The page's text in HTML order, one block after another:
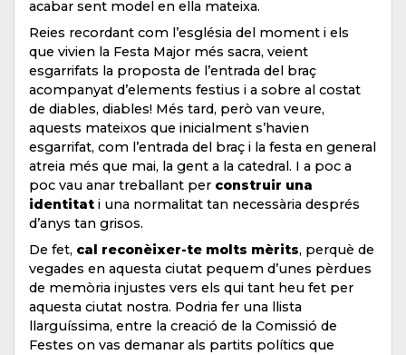
acabar sent model en ella mateixa.
Reies recordant com l’església del moment i els
que vivien la Festa Major més sacra, veient
esgarrifats la proposta de l’entrada del braç
acompanyat d’elements festius i a sobre al costat
de diables, diables! Més tard, però van veure,
aquests mateixos que inicialment s’havien
esgarrifat, com l’entrada del braç i la festa en general
atreia més que mai, la gent a la catedral. I a poc a
poc vau anar treballant per construir una
identitat i una normalitat tan necessària després
d’anys tan grisos.
De fet, cal reconèixer-te molts mèrits, perquè de
vegades en aquesta ciutat pequem d’unes pèrdues
de memòria injustes vers els qui tant heu fet per
aquesta ciutat nostra. Podria fer una llista
llarguíssima, entre la creació de la Comissió de
Festes on vas demanar als partits polítics que